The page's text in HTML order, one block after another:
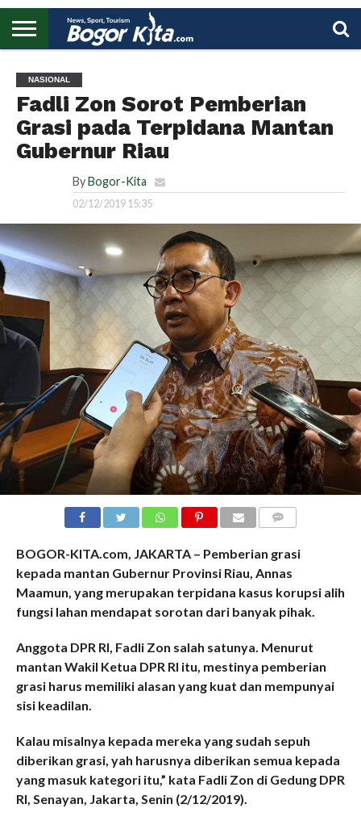
UTAMA
NASIONAL
Fadli Zon Sorot Pemberian
Grasi pada Terpidana Mantan
Gubernur Riau
By Bogor-Kita
02/12/2019 15:35
BOGOR-KITA.com, JAKARTA – Pemberian grasi
kepada mantan Gubernur Provinsi Riau, Annas
Maamun, yang merupakan terpidana kasus korupsi alih
fungsi lahan mendapat sorotan dari banyak pihak.
Anggota DPR RI, Fadli Zon salah satunya. Menurut
mantan Wakil Ketua DPR RI itu, mestinya pemberian
grasi harus memiliki alasan yang kuat dan mempunyai
sisi keadilan.
Kalau misalnya kepada mereka yang sudah sepuh
diberikan grasi, yah harusnya diberikan semua kepada
yang masuk kategori itu,” kata Fadli Zon di Gedung DPR
RI, Senayan, Jakarta, Senin (2/12/2019).